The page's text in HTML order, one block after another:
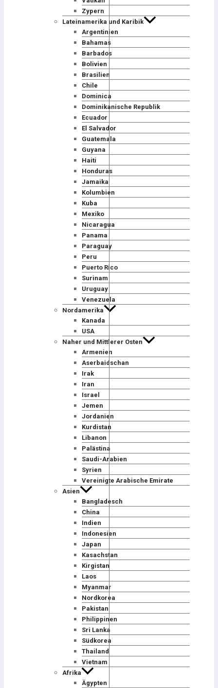
Zypern
Lateinamerika und Karibik
Argentinien
Bahamas
Barbados
Bolivien
Brasilien
Chile
Dominica
Dominikanische Republik
Ecuador
El Salvador
Guatemala
Guyana
Haiti
Honduras
Jamaika
Kolumbien
Kuba
Mexiko
Nicaragua
Panama
Paraguay
Peru
Puerto Rico
Surinam
Uruguay
Venezuela
Nordamerika
Kanada
USA
Naher und Mittlerer Osten
Armenien
Aserbaidschan
Irak
Iran
Israel
Jemen
Jordanien
Kurdistan
Libanon
Palästina
Saudi-Arabien
Syrien
Vereinigte Arabische Emirate
Asien
Bangladesch
China
Indien
Indonesien
Japan
Kasachstan
Kirgistan
Laos
Myanmar
Nordkorea
Pakistan
Philippinen
Sri Lanka
Südkorea
Thailand
Vietnam
Afrika
Ägypten